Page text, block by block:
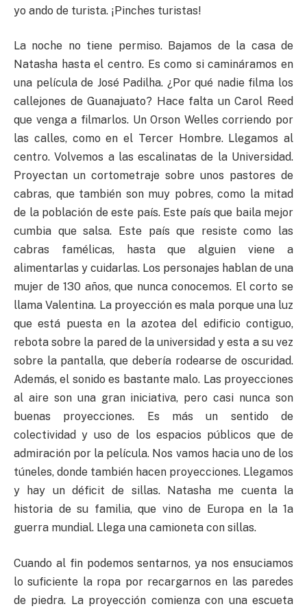
yo ando de turista. ¡Pinches turistas!
La noche no tiene permiso. Bajamos de la casa de
Natasha hasta el centro. Es como si camináramos en
una película de José Padilha. ¿Por qué nadie filma los
callejones de Guanajuato? Hace falta un Carol Reed
que venga a filmarlos. Un Orson Welles corriendo por
las calles, como en el Tercer Hombre. Llegamos al
centro. Volvemos a las escalinatas de la Universidad.
Proyectan un cortometraje sobre unos pastores de
cabras, que también son muy pobres, como la mitad
de la población de este país. Este país que baila mejor
cumbia que salsa. Este país que resiste como las
cabras famélicas, hasta que alguien viene a
alimentarlas y cuidarlas. Los personajes hablan de una
mujer de 130 años, que nunca conocemos. El corto se
llama Valentina. La proyección es mala porque una luz
que está puesta en la azotea del edificio contiguo,
rebota sobre la pared de la universidad y esta a su vez
sobre la pantalla, que debería rodearse de oscuridad.
Además, el sonido es bastante malo. Las proyecciones
al aire son una gran iniciativa, pero casi nunca son
buenas proyecciones. Es más un sentido de
colectividad y uso de los espacios públicos que de
admiración por la película. Nos vamos hacia uno de los
túneles, donde también hacen proyecciones. Llegamos
y hay un déficit de sillas. Natasha me cuenta la
historia de su familia, que vino de Europa en la 1a
guerra mundial. Llega una camioneta con sillas.
Cuando al fin podemos sentarnos, ya nos ensuciamos
lo suficiente la ropa por recargarnos en las paredes
de piedra. La proyección comienza con una escueta